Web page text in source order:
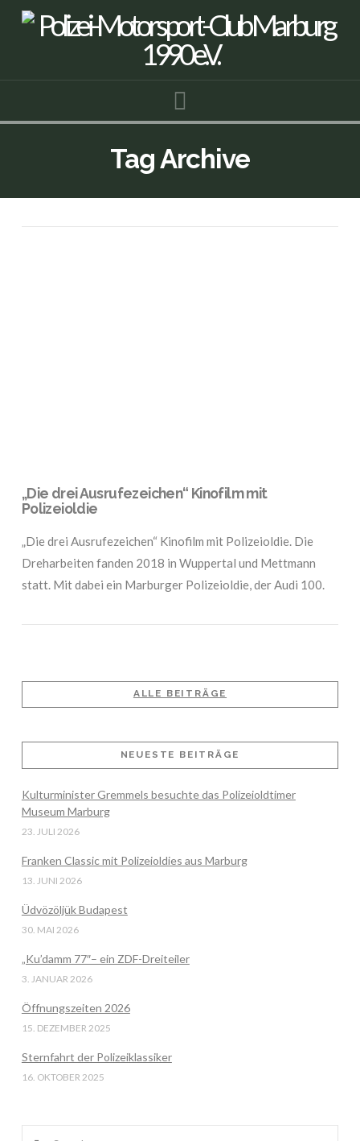
Tag Archive
VIEW POST
„Die drei Ausrufezeichen“ Kinofilm mit
Polizeioldie
„Die drei Ausrufezeichen“ Kinofilm mit Polizeioldie. Die
Dreharbeiten fanden 2018 in Wuppertal und Mettmann
statt. Mit dabei ein Marburger Polizeioldie, der Audi 100.
ALLE BEITRÄGE
NEUESTE BEITRÄGE
Kulturminister Gremmels besuchte das Polizeioldtimer
Museum Marburg
23. JULI 2026
Franken Classic mit Polizeioldies aus Marburg
13. JUNI 2026
Üdvözöljük Budapest
30. MAI 2026
„Ku’damm 77″– ein ZDF-Dreiteiler
3. JANUAR 2026
Öffnungszeiten 2026
15. DEZEMBER 2025
Sternfahrt der Polizeiklassiker
16. OKTOBER 2025